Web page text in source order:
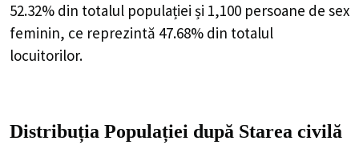
52.32% din totalul populației și 1,100 persoane de sex
feminin, ce reprezintă 47.68% din totalul
locuitorilor.
Distribuția Populației după Starea civilă